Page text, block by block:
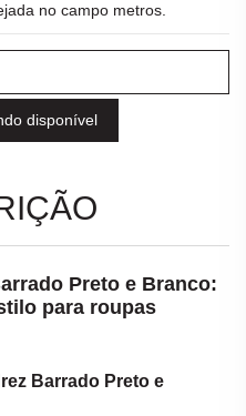
no campo metros.
disponível
Preto e Branco:
para roupas
Barrado Preto e